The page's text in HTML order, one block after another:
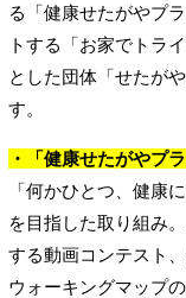
る「健康せたがやプ
トする「お家でトラ
とした団体「せたが
す。
・「健康せたがやプ
「何かひとつ、健康
を目指した取り組み
する動画コンテスト
ウォーキングマップ